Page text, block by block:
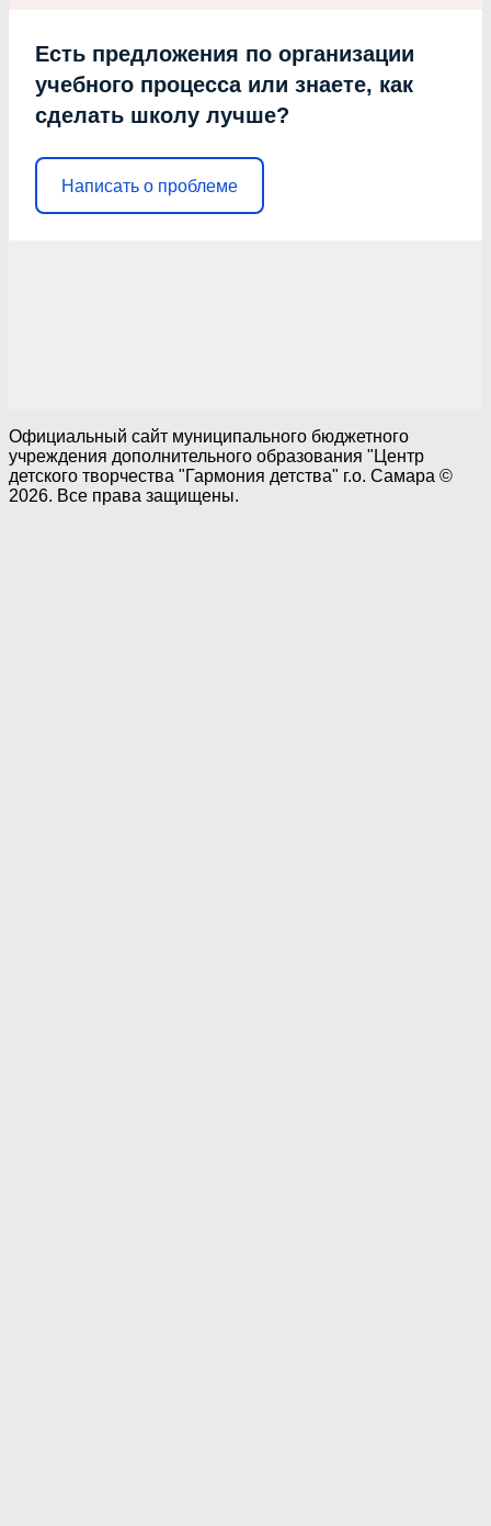
Есть предложения по организации
учебного процесса или знаете, как
сделать школу лучше?
Написать о проблеме
Официальный сайт муниципального бюджетного
учреждения дополнительного образования "Центр
детского творчества "Гармония детства" г.о. Самара ©
2026. Все права защищены.